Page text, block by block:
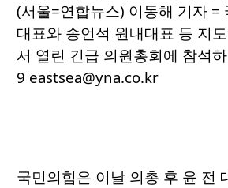
(서울=연합뉴스) 이동해 기자 =
대표와 송언석 원내대표 등 지
서 열린 긴급 의원총회에 참석
9 eastsea@yna.co.kr
국민의힘은 이날 의총 후 윤 전